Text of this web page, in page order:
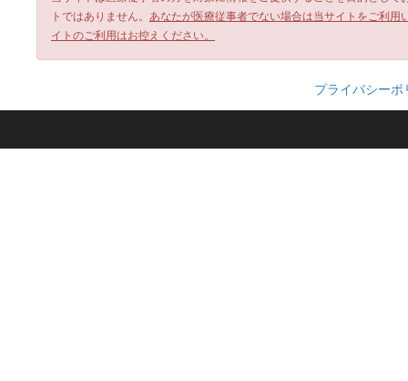
トではありません。 あなたが医療従事者でない場合は当サイトをご利
イトのご利用はお控えください。
プライバシーポ